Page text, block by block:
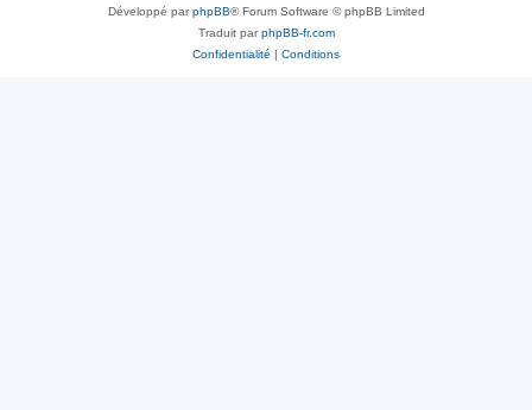
Développé parphpBB® Forum Software © phpBB Limited
Traduit parphpBB-fr.com
Confidentialité | Conditions